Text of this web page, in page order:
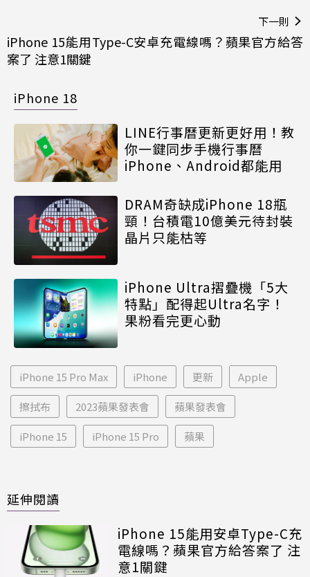
下一則
iPhone 15能用Type-C安卓充電線嗎？蘋果官方給答
案了 注意1關鍵
iPhone 18
LINE行事曆更新更好用！教
你一鍵同步手機行事曆
iPhone、Android都能用
DRAM奇缺成iPhone 18瓶
頸！台積電10億美元待封裝
晶片只能枯等
iPhone Ultra摺疊機「5大
特點」配得起Ultra名字！
果粉看完更心動
iPhone 15 Pro Max iPhone 更新 Apple
擦拭布 2023蘋果發表會 蘋果發表會
iPhone 15 iPhone 15 Pro 蘋果
延伸閱讀
iPhone 15能用安卓Type-C充
電線嗎？蘋果官方給答案了 注
意1關鍵